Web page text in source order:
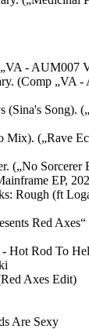
- AUM007
(Comp „VA
(Sina's Song).
Mix). („Rave
(„No Sorcerer
EP,
Rough (ft
Red
Hot Rod To
Axes Edit)
Are Sexy